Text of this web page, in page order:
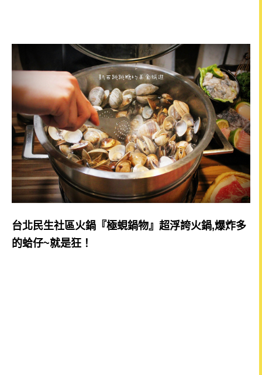
台北民生社區火鍋『極蜆鍋物』超浮誇火鍋,爆炸多
的蛤仔~就是狂！